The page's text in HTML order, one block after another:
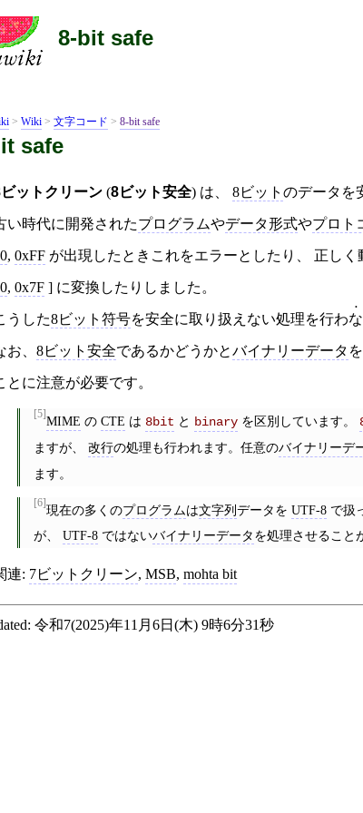
8-bit safe
> Wiki > 文字コード > 8-bit safe
safe
ットクリーン (8ビット安全) は、 8ビット のデータを
い時代に開発されたプログラムやデータ形式やプロト
, 0xFF が出現したときこれをエラーとしたり、 正しく
, 0x7F ] に変換したりしました。
うした8ビット符号を安全に取り扱えない処理を行わ
お、 8ビット安全であるかどうかとバイナリーデータ
とに注意が必要です。
[5]MIME の CTE は 8bit と binaryを区別しています。
ますが、 改行の処理も行われます。任意のバイナリーデ
ます。
[6]現在の多くのプログラムは文字列データを UTF-8で扱
が、 UTF-8ではないバイナリーデータを処理させること
連: 7ビットクリーン, MSB, mohta bit
令和7(2025)年11月6日(木) 9時6分31秒